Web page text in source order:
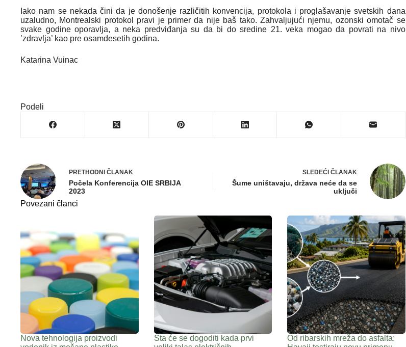
Iako nam se nekada čini da je donošenje različitih konvencija, protokola i proglašavanje svetskih dana
uzaludno, Montrealski protokol pravi je primer da nije baš tako. Zahvaljujući njemu, ozonski omotač se
svake godine oporavlja, a neka predviđanja su da bi do sredine 21. veka mogao da povrati na nivo
’zdravlja’ kao pre osamdesetih godina.
Katarina Vuinac
Podeli
PRETHODNI ČLANAK
Počela Konferencija OIE SRBIJA
2023
SLEDEĆI ČLANAK
Šume uništavaju, država neće da se
uključi
Povezani članci
Nova tehnologija proizvodi
Šta će se dogoditi kada prvi
Od ribarskih mreža do asfalta: